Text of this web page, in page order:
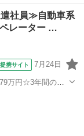
、 食品を素早く
...
IUSD
社員≫自動車系
レーター …
提携サイト 7月24日
万円☆3年間の手